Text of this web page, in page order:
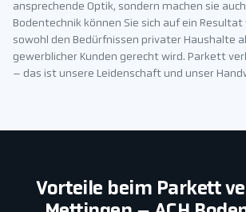
ansprechende Optik, sondern machen sie
Bodentechnik können Sie sich auf ein Resultat
sowohl den Bedürfnissen privater Haushalte
gewerblicher Kunden gerecht wird. Parkett
– das ist unsere Leidenschaft und unser
Vorteile beim Parkett